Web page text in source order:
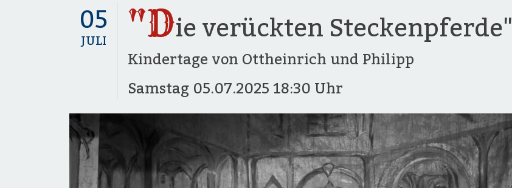
05
JULI "Die verückten Steckenpferde"
Kindertage von Ottheinrich und Philipp
Samstag 05.07.2025 18:30 Uhr